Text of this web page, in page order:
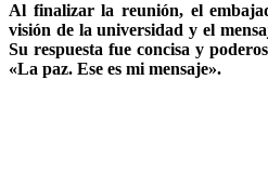
Al finalizar la reunión, el
visión de la universidad y el
Su respuesta fue concisa y
«La paz. Ese es mi mensaje».